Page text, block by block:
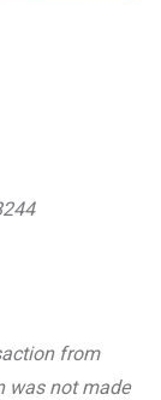
from
was not made